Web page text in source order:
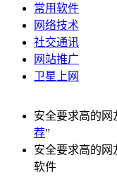
常用软件
网络技术
社交通讯
网站推广
卫星上网
安全要求高的网
荐”
安全要求高的网
软件